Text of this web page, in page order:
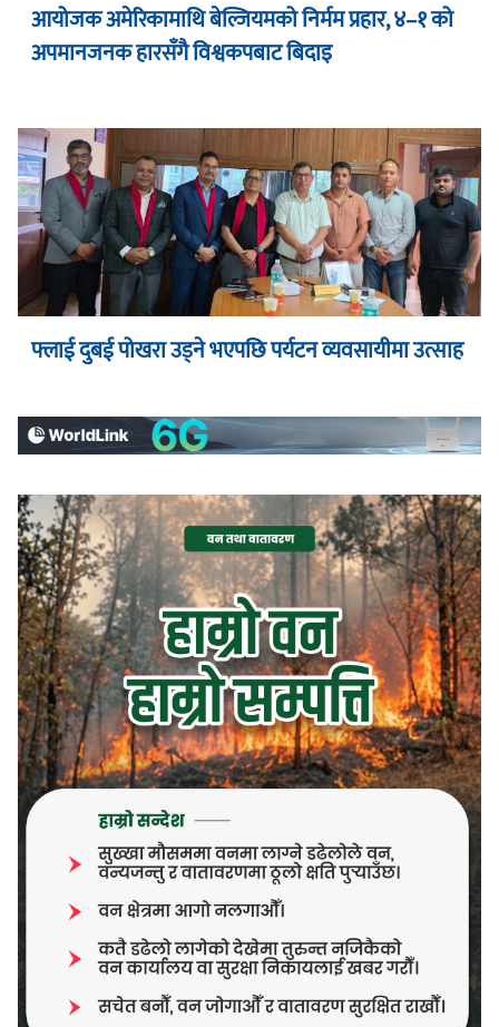
आयोजक अमेरिकामाथि बेल्जियमको निर्मम प्रहार, ४–१ को
अपमानजनक हारसँगै विश्वकपबाट बिदाइ
फ्लाई दुबई पोखरा उड्ने भएपछि पर्यटन व्यवसायीमा उत्साह